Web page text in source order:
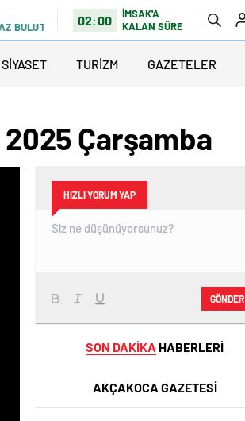
BULUTLU 02:00
İMSAK'A
KALAN SÜRE
SİYASET TURİZM GAZETELER
Çarşamba
HIZLI YORUM YAP
GÖNDER
SON DAKİKA HABERLERİ
AKÇAKOCA GAZETESİ